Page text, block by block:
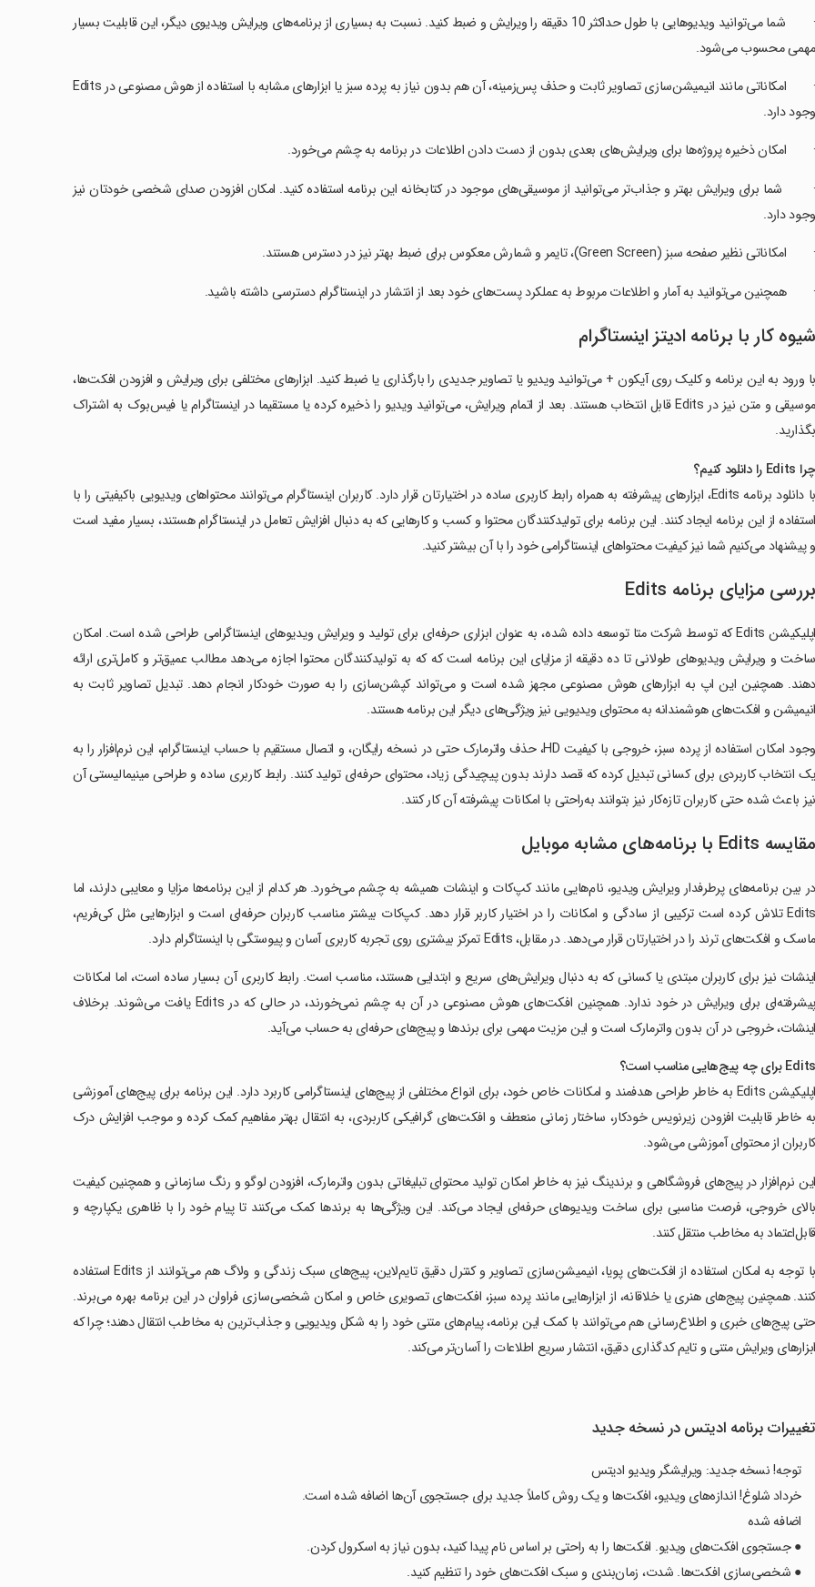
· شما می‌توانید ویدیوهایی با طول حداکثر 10 دقیقه را ویرایش و ضبط کنید. نسبت به بسیاری از برنامه‌های ویرایش ویدیوی دیگر، این قابلیت بسیار
مهمی محسوب می‌شود.
· امکاناتی مانند انیمیشن‌سازی تصاویر ثابت و حذف پس‌زمینه، آن هم بدون نیاز به پرده سبز یا ابزارهای مشابه با استفاده از هوش مصنوعی در Edits
وجود دارد.
· امکان ذخیره پروژه‌ها برای ویرایش‌های بعدی بدون از دست دادن اطلاعات در برنامه به چشم می‌خورد.
· شما برای ویرایش بهتر و جذاب‌تر می‌توانید از موسیقی‌های موجود در کتابخانه این برنامه استفاده کنید. امکان افزودن صدای شخصی خودتان نیز
وجود دارد.
· امکاناتی نظیر صفحه سبز (Green Screen)، تایمر و شمارش معکوس برای ضبط بهتر نیز در دسترس هستند.
· همچنین می‌توانید به آمار و اطلاعات مربوط به عملکرد پست‌های خود بعد از انتشار در اینستاگرام دسترسی داشته باشید.
شیوه کار با برنامه ادیتز اینستاگرام
با ورود به این برنامه و کلیک روی آیکون + می‌توانید ویدیو یا تصاویر جدیدی را بارگذاری یا ضبط کنید. ابزارهای مختلفی برای ویرایش و افزودن افکت‌ها،
موسیقی و متن نیز در Edits قابل انتخاب هستند. بعد از اتمام ویرایش، می‌توانید ویدیو را ذخیره کرده یا مستقیما در اینستاگرام یا فیس‌‎بوک به اشتراک
بگذارید.
چرا Edits را دانلود کنیم؟
با دانلود برنامه Edits، ابزارهای پیشرفته به همراه رابط کاربری ساده در اختیارتان قرار دارد. کاربران اینستاگرام می‌توانند محتواهای ویدیویی باکیفیتی را با
استفاده از این برنامه ایجاد کنند. این برنامه برای تولیدکنندگان محتوا و کسب و کارهایی که به دنبال افزایش تعامل در اینستاگرام هستند، بسیار مفید است
و پیشنهاد می‌کنیم شما نیز کیفیت محتواهای اینستاگرامی خود را با آن بیشتر کنید.
بررسی مزایای برنامه Edits
اپلیکیشن Edits که توسط شرکت متا توسعه داده شده، به عنوان ابزاری حرفه‌ای برای تولید و ویرایش ویدیوهای اینستاگرامی طراحی شده است. امکان
ساخت و ویرایش ویدیوهای طولانی تا ده دقیقه از مزایای این برنامه است که که به تولیدکنندگان محتوا اجازه می‌دهد مطالب عمیق‌تر و کامل‌تری ارائه
دهند. همچنین این اپ به ابزارهای هوش مصنوعی مجهز شده است و می‌تواند کپشن‌سازی را به صورت خودکار انجام دهد. تبدیل تصاویر ثابت به
انیمیشن و افکت‌های هوشمندانه به محتوای ویدیویی نیز ویژگی‌های دیگر این برنامه هستند.
وجود امکان استفاده از پرده سبز، خروجی با کیفیت HD، حذف واترمارک حتی در نسخه رایگان، و اتصال مستقیم با حساب اینستاگرام، این نرم‌افزار را به
یک انتخاب کاربردی برای کسانی تبدیل کرده که قصد دارند بدون پیچیدگی زیاد، محتوای حرفه‌ای تولید کنند. رابط کاربری ساده و طراحی مینیمالیستی آن
نیز باعث شده حتی کاربران تازه‌کار نیز بتوانند به‌راحتی با امکانات پیشرفته آن کار کنند.
مقایسه Edits با برنامه‌های مشابه موبایل
در بین برنامه‌های پرطرفدار ویرایش ویدیو، نام‌هایی مانند کپ‌کات و اینشات همیشه به چشم می‌خورد. هر کدام از این برنامه‌ها مزایا و معایبی دارند، اما
Edits تلاش کرده است ترکیبی از سادگی و امکانات را در اختیار کاربر قرار دهد. کپ‌کات بیشتر مناسب کاربران حرفه‌ای است و ابزارهایی مثل کی‌فریم،
ماسک و افکت‌های ترند را در اختیارتان قرار می‌دهد. در مقابل، Edits تمرکز بیشتری روی تجربه کاربری آسان و پیوستگی با اینستاگرام دارد.
اینشات نیز برای کاربران مبتدی یا کسانی که به دنبال ویرایش‌های سریع و ابتدایی هستند، مناسب است. رابط کاربری آن بسیار ساده است، اما امکانات
پیشرفته‌ای برای ویرایش در خود ندارد. همچنین افکت‌های هوش مصنوعی در آن به چشم نمی‌خورند، در حالی که در Edits یافت می‌شوند. برخلاف
اینشات، خروجی در آن بدون واترمارک است و این مزیت مهمی برای برندها و پیج‌های حرفه‌ای به حساب می‌آید.
Editsبرای چه پیج‌هایی مناسب است؟
اپلیکیشن Edits به خاطر طراحی هدفمند و امکانات خاص خود، برای انواع مختلفی از پیج‌های اینستاگرامی کاربرد دارد. این برنامه برای پیج‌های آموزشی
به خاطر قابلیت افزودن زیرنویس خودکار، ساختار زمانی منعطف و افکت‌های گرافیکی کاربردی، به انتقال بهتر مفاهیم کمک کرده و موجب افزایش درک
کاربران از محتوای آموزشی می‌شود.
این نرم‌افزار در پیج‌های فروشگاهی و برندینگ نیز به خاطر امکان تولید محتوای تبلیغاتی بدون واترمارک، افزودن لوگو و رنگ سازمانی و همچنین کیفیت
بالای خروجی، فرصت مناسبی برای ساخت ویدیوهای حرفه‌ای ایجاد می‌کند. این ویژگی‌ها به برندها کمک می‌کنند تا پیام خود را با ظاهری یکپارچه و
قابل‌اعتماد به مخاطب منتقل کنند.
با توجه به امکان استفاده از افکت‌های پویا، انیمیشن‌سازی تصاویر و کنترل دقیق تایم‌لاین، پیج‌های سبک زندگی و ولاگ هم می‎‌توانند از Edits استفاده
کنند. همچنین پیج‌های هنری یا خلاقانه، از ابزارهایی مانند پرده سبز، افکت‌های تصویری خاص و امکان شخصی‌سازی فراوان در این برنامه بهره می‌برند.
حتی پیج‌های خبری و اطلاع‌رسانی هم می‌توانند با کمک این برنامه، پیام‌های متنی خود را به شکل ویدیویی و جذاب‌ترین به مخاطب انتقال دهند؛ چرا که
ابزارهای ویرایش متنی و تایم کدگذاری دقیق، انتشار سریع اطلاعات را آسان‌تر می‌‎کند.
تغییرات برنامه ادیتس در نسخه جدید
توجه! نسخه جدید: ویرایشگر ویدیو ادیتس
خرداد شلوغ! اندازه‌های ویدیو، افکت‌ها و یک روش کاملاً جدید برای جستجوی آن‌ها اضافه شده است.
اضافه شده
● جستجوی افکت‌های ویدیو. افکت‌ها را به راحتی بر اساس نام پیدا کنید، بدون نیاز به اسکرول کردن.
● شخصی‌سازی افکت‌ها. شدت، زمان‌بندی و سبک افکت‌های خود را تنظیم کنید.